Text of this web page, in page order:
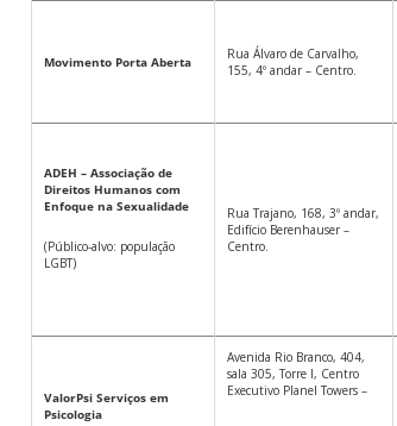
Movimento Porta Aberta
Rua Álvaro de Carvalho,
155, 4º andar – Centro.
ADEH – Associação de
Direitos Humanos com
Enfoque na Sexualidade
(Público-alvo: população
LGBT)
Rua Trajano, 168, 3º andar,
Edifício Berenhauser –
Centro.
ValorPsi Serviços em
Psicologia
Avenida Rio Branco, 404,
sala 305, Torre I, Centro
Executivo Planel Towers –